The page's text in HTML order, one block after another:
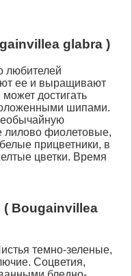
glabra )
любителей
ее и выращивают
может достигать
шипами.
лилово фиолетовые,
прицветники, в
цветки. Время
( Вougainvillea
темно-зеленые,
Соцветия,